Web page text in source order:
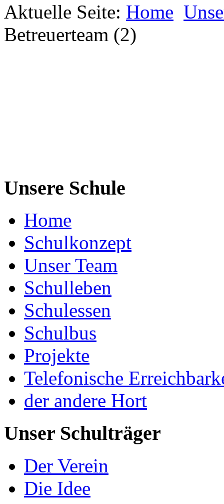
Aktuelle Seite: Home
Betreuerteam (2)
Unsere Schule
Home
Schulkonzept
Unser Team
Schulleben
Schulessen
Schulbus
Projekte
Telefonische
der andere Hort
Unser Schulträger
Der Verein
Die Idee